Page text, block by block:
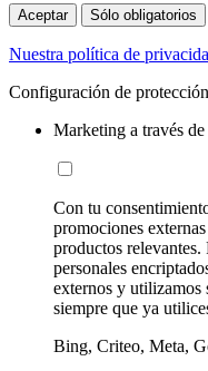
Aceptar Sólo obligatorios
Nuestra política de
Configuración de
Marketing a través
Con tu
promociones
productos relevantes.
personales
externos y utilizamos
siempre que ya
Bing, Criteo, Meta,